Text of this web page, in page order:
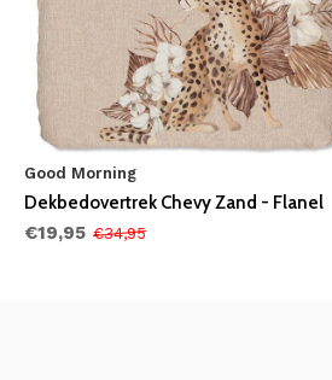
Good Morning
Dekbedovertrek Chevy Zand - Flanel
€19,95 €34,95